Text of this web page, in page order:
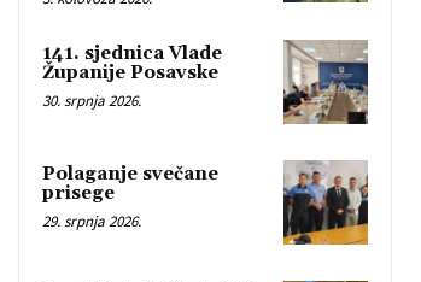
141. sjednica Vlade
Županije Posavske
30. srpnja 2026.
Polaganje svečane
prisege
29. srpnja 2026.